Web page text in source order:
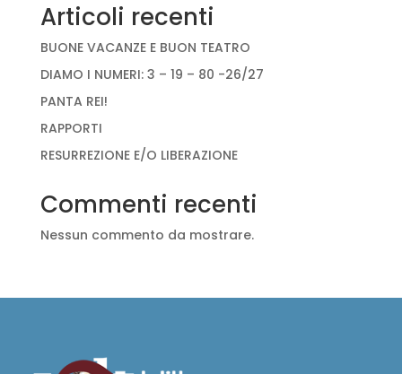
Articoli recenti
BUONE VACANZE E BUON TEATRO
DIAMO I NUMERI: 3 – 19 – 80 -26/27
PANTA REI!
RAPPORTI
RESURREZIONE E/O LIBERAZIONE
Commenti recenti
Nessun commento da mostrare.